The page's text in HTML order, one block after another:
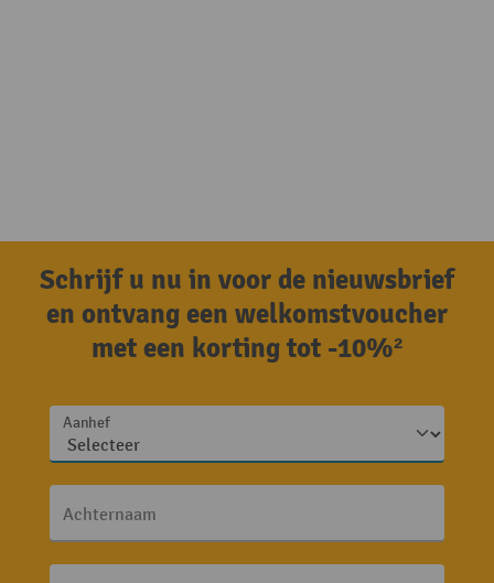
Schrijf u nu in voor de nieuwsbrief
en ontvang een welkomstvoucher
met een korting tot -10%²
Aanhef
Achternaam